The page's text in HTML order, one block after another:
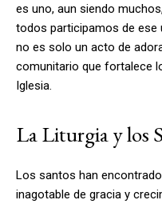
es uno, aun siendo
todos participamos de ese
no es solo un acto de
comunitario que fortalece
Iglesia.
La Liturgia y los
Los santos han
inagotable de gracia y